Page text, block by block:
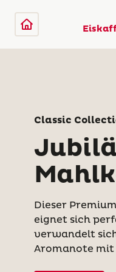
Classic
Dieser
eignet sich
verwandelt
Aromanote mit